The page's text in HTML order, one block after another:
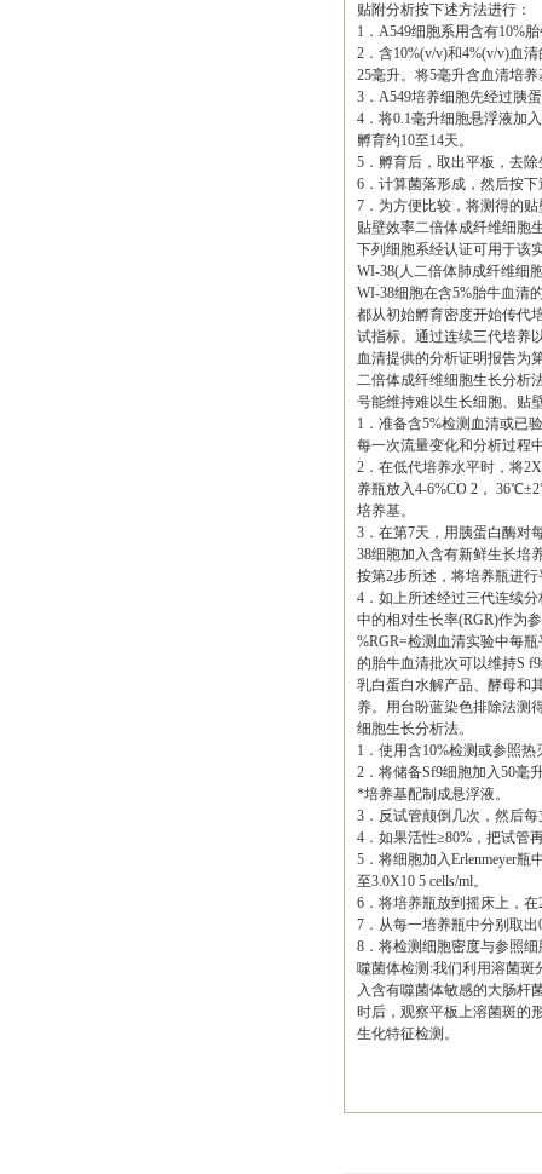
贴附分析按下述方法进行：
1．A549细胞系用含有10%
2．含10%(v/v)和4%(v/v)血
25毫升。将5毫升含血清培
3．A549培养细胞先经过胰
4．将0.1毫升细胞悬浮液加
孵育约10至14天。
5．孵育后，取出平板，去
6．计算菌落形成，然后按
7．为方便比较，将测得的
贴壁效率二倍体成纤维细胞
下列细胞系经认证可用于该
WI-38(人二倍体肺成纤维细
WI-38细胞在含5%胎牛血清
都从初始孵育密度开始传代
试指标。通过连续三代培养
血清提供的分析证明报告为
二倍体成纤维细胞生长分析
号能维持难以生长细胞、贴
1．准备含5%检测血清或已
每一次流量变化和分析过程
2．在低代培养水平时，将
养瓶放入4-6%CO 2，
培养基。
3．在第7天，用胰蛋白酶对
38细胞加入含有新鲜生长培
按第2步所述，将培养瓶进
4．如上所述经过三代连续
中的相对生长率(RGR)作为
%RGR=检测血清实验中每
的胎牛血清批次可以维持S
乳白蛋白水解产品、酵母和
养。用台盼蓝染色排除法测
细胞生长分析法。
1．使用含10%检测或参照
2．将储备Sf9细胞加入50毫
*培养基配制成悬浮液。
3．反试管颠倒几次，然后
4．如果活性≥80%，把试管
5．将细胞加入Erlenmeyer
至3.0X10 5 cells/ml。
6．将培养瓶放到摇床上，
7．从每一培养瓶中分别取
8．将检测细胞密度与参照
噬菌体检测:我们利用溶菌斑
入含有噬菌体敏感的大肠杆
时后，观察平板上溶菌斑的
生化特征检测。